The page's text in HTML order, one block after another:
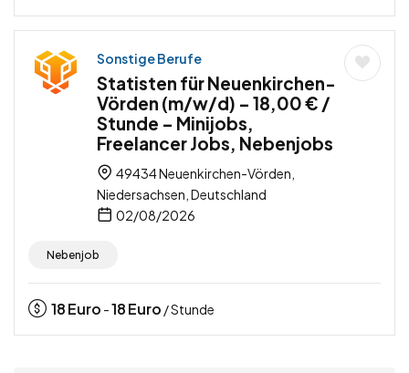
Sonstige Berufe
Statisten für Neuenkirchen-
Vörden (m/w/d) – 18,00 € /
Stunde – Minijobs,
Freelancer Jobs, Nebenjobs
49434 Neuenkirchen-Vörden,
Niedersachsen, Deutschland
02/08/2026
Nebenjob
18Euro -18Euro / Stunde